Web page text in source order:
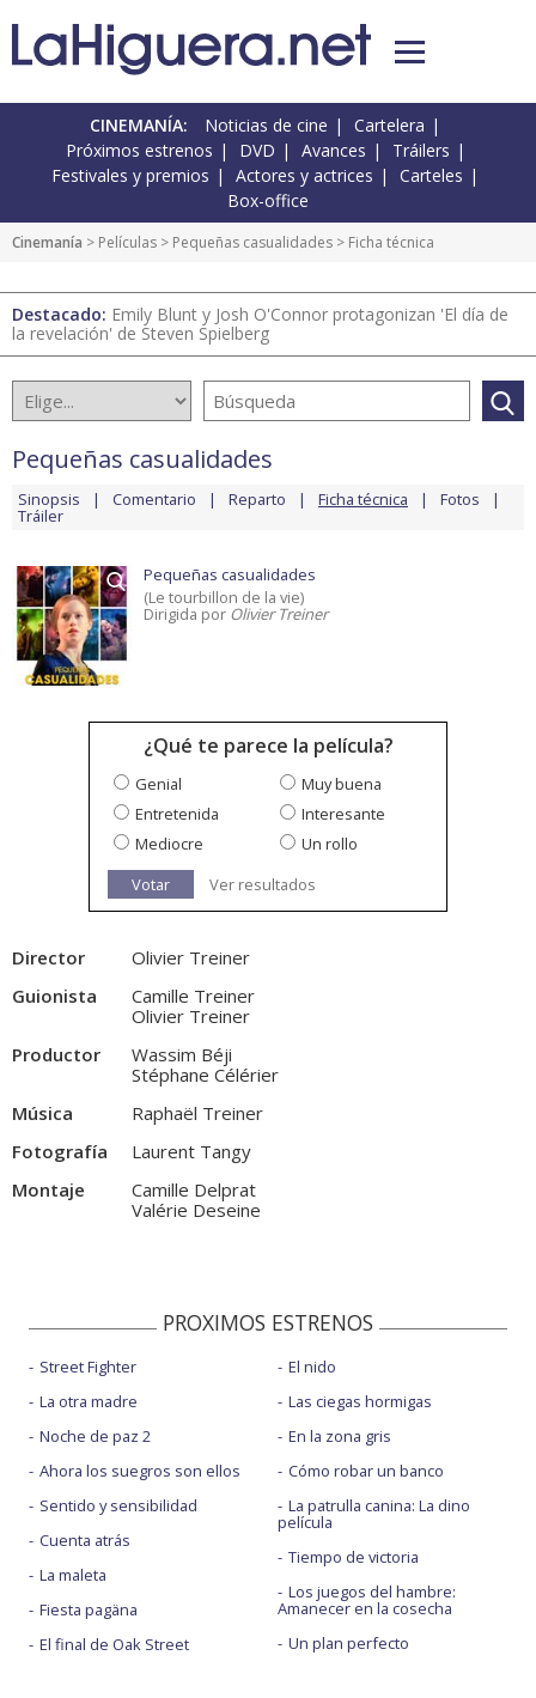
CINEMANÍA: Noticias de cine
Cartelera
Próximos estrenos
DVD Avances
Tráilers
Festivales y premios
Actores y actrices
Carteles
Box-office
Cinemanía > Películas > Pequeñas casualidades > Ficha técnica
Destacado: Emily Blunt y Josh O'Connor protagonizan 'El día de
la revelación' de Steven Spielberg
Pequeñas casualidades
Sinopsis Comentario Reparto Ficha técnica Fotos
Tráiler
Pequeñas casualidades
(Le tourbillon de la vie)
Dirigida por Olivier Treiner
¿Qué te parece la película?
Genial
Muy buena
Entretenida
Interesante
Mediocre
Un rollo
Votar
Ver resultados
Director
Olivier Treiner
Guionista
Camille Treiner
Olivier Treiner
Productor
Wassim Béji
Stéphane Célérier
Música
Raphaël Treiner
Fotografía
Laurent Tangy
Montaje
Camille Delprat
Valérie Deseine
PROXIMOS ESTRENOS
Street Fighter
La otra madre
Noche de paz 2
Ahora los suegros son ellos
Sentido y sensibilidad
Cuenta atrás
La maleta
Fiesta pagäna
El final de Oak Street
El nido
Las ciegas hormigas
En la zona gris
Cómo robar un banco
La patrulla canina: La dino
película
Tiempo de victoria
Los juegos del hambre:
Amanecer en la cosecha
Un plan perfecto